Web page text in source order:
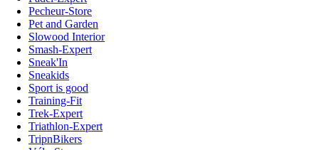
Pecheur-Store
Pet and Garden
Slowood Interior
Smash-Expert
Sneak'In
Sneakids
Sport is good
Training-Fit
Trek-Expert
Triathlon-Expert
TripnBikers